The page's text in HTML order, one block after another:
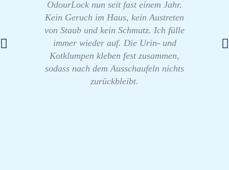
OdourLock nun seit fast einem Jahr.
Kein Geruch im Haus, kein Austreten
von Staub und kein Schmutz. Ich fülle
immer wieder auf. Die Urin- und
Kotklumpen kleben fest zusammen,
sodass nach dem Ausschaufeln nichts
zurückbleibt.